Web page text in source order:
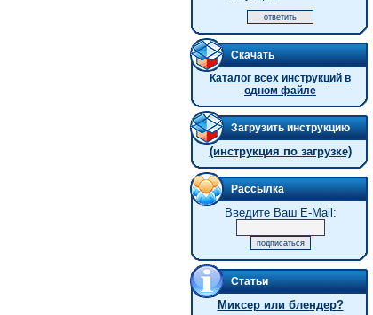
Скачать
Каталог всех инструкций в
одном файле
Загрузить инструкцию
(инструкция по загрузке)
Рассылка
Введите Ваш E-Mail:
Статьи
Миксер или блендер?